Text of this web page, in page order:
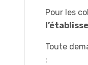
Pour les
Toute
: